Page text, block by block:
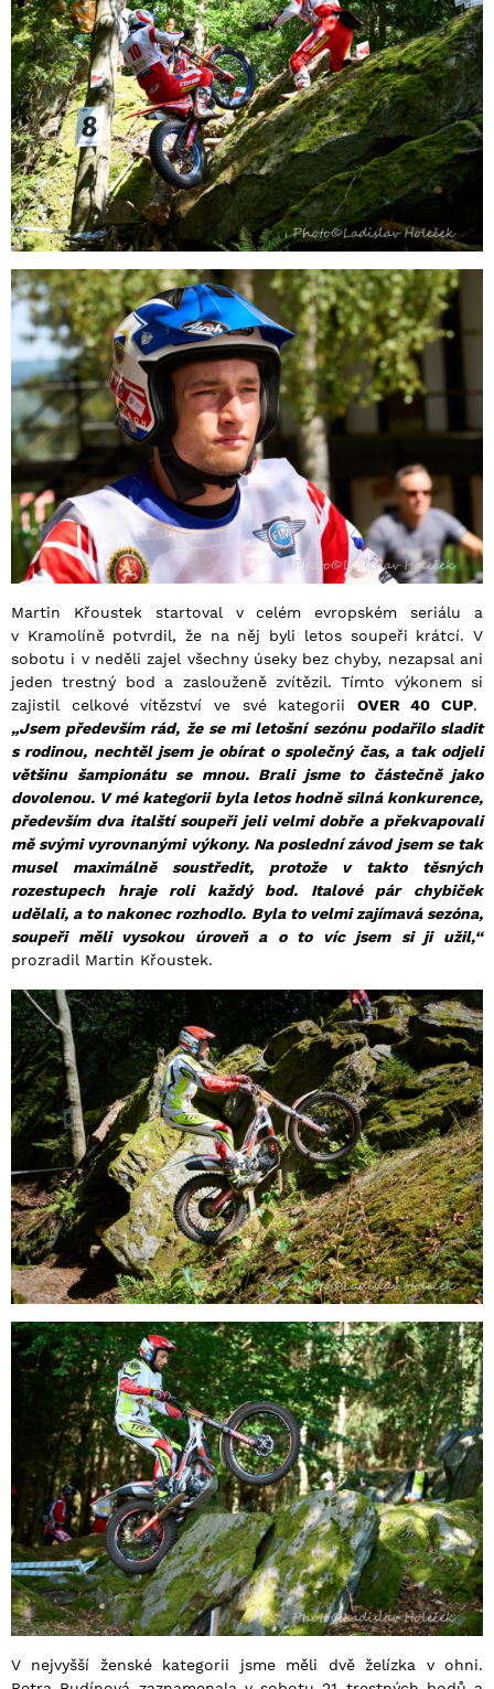
Martin Křoustek startoval v celém evropském seriálu a
v Kramolíně potvrdil, že na něj byli letos soupeři krátcí. V
sobotu i v neděli zajel všechny úseky bez chyby, nezapsal ani
jeden trestný bod a zaslouženě zvítězil. Tímto výkonem si
zajistil celkové vítězství ve své kategorii OVER 40 CUP.
„Jsem především rád, že se mi letošní sezónu podařilo sladit
s rodinou, nechtěl jsem je obírat o společný čas, a tak odjeli
většinu šampionátu se mnou. Brali jsme to částečně jako
dovolenou. V mé kategorii byla letos hodně silná konkurence,
především dva italští soupeři jeli velmi dobře a překvapovali
mě svými vyrovnanými výkony. Na poslední závod jsem se tak
musel maximálně soustředit, protože v takto těsných
rozestupech hraje roli každý bod. Italové pár chybiček
udělali, a to nakonec rozhodlo. Byla to velmi zajímavá sezóna,
soupeři měli vysokou úroveň a o to víc jsem si ji užil,“
prozradil Martin Křoustek.
V nejvyšší ženské kategorii jsme měli dvě želízka v ohni.